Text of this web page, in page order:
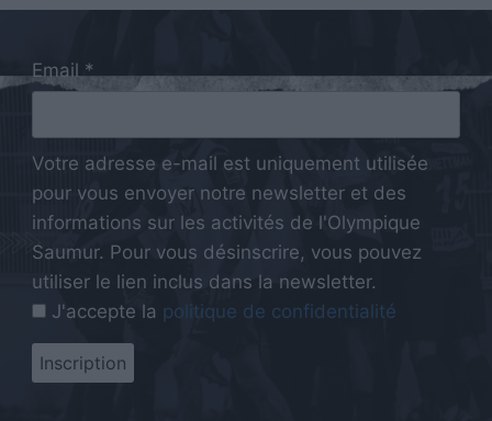
Email *
Votre adresse e-mail est uniquement utilisée
pour vous envoyer notre newsletter et des
informations sur les activités de l'Olympique
Saumur. Pour vous désinscrire, vous pouvez
utiliser le lien inclus dans la newsletter.
J'accepte la politique de confidentialité